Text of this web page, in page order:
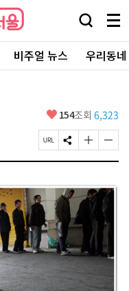
검
창
열
기
메
뉴
전
체
보
비주얼 뉴스 우리동
좋
요
154조회 6,323
페
이
R
L
복
사
S
N
유
하
기
글
자
크
게
변
하
기
글
자
작
경
기